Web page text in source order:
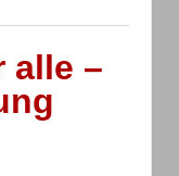
alle –